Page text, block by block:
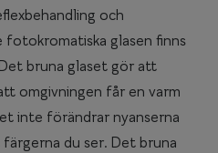
och
fotokromatiska glasen finns
bruna glaset gör att
omgivningen får en varm
inte förändrar nyanserna
du ser. Det bruna